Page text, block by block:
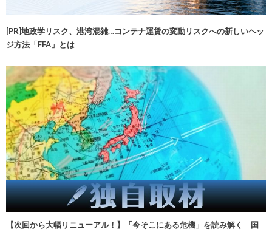
[PR]地政学リスク、港湾混雑…コンテナ運賃の変動リスクへの新しいヘッ
ジ方法「FFA」とは
【次回から大幅リニューアル！】「今そこにある危機」を読み解く 国